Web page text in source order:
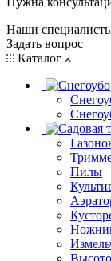
Наши
Задать вопрос
Каталог
Пилы